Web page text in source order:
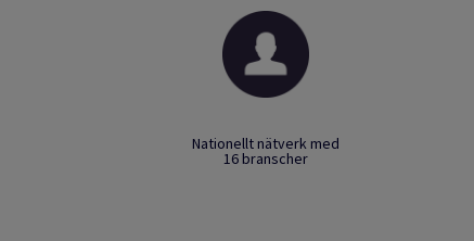
Nationellt nätverk med
16 branscher